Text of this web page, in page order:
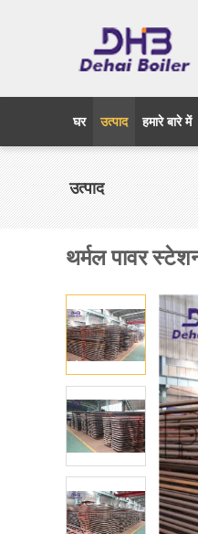
घर उत्पाद हमारे बारे में
उत्पाद
थर्मल पावर